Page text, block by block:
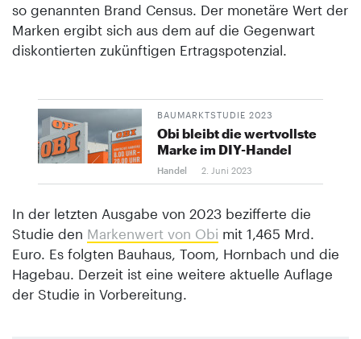
so genannten Brand Census. Der monetäre Wert der
Marken ergibt sich aus dem auf die Gegenwart
diskontierten zukünftigen Ertragspotenzial.
BAUMARKTSTUDIE 2023
Obi bleibt die wertvollste
Marke im DIY-Handel
Handel 2. Juni 2023
In der letzten Ausgabe von 2023 bezifferte die
Studie den Markenwert von Obi mit 1,465 Mrd.
Euro. Es folgten Bauhaus, Toom, Hornbach und die
Hagebau. Derzeit ist eine weitere aktuelle Auflage
der Studie in Vorbereitung.